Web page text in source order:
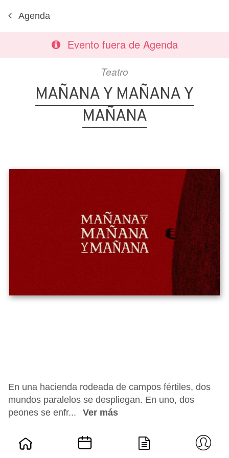
Agenda
Evento fuera de Agenda
Teatro
MAÑANA Y MAÑANA Y
MAÑANA
En una hacienda rodeada de campos fértiles, dos
mundos paralelos se despliegan. En uno, dos
peones se enfr...
Ver más